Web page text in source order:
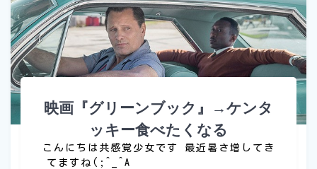
映画『グリーンブック』→ケンタ
ッキー食べたくなる
こんにちは共感覚少女です 最近暑さ増してき
てますね(;^_^A